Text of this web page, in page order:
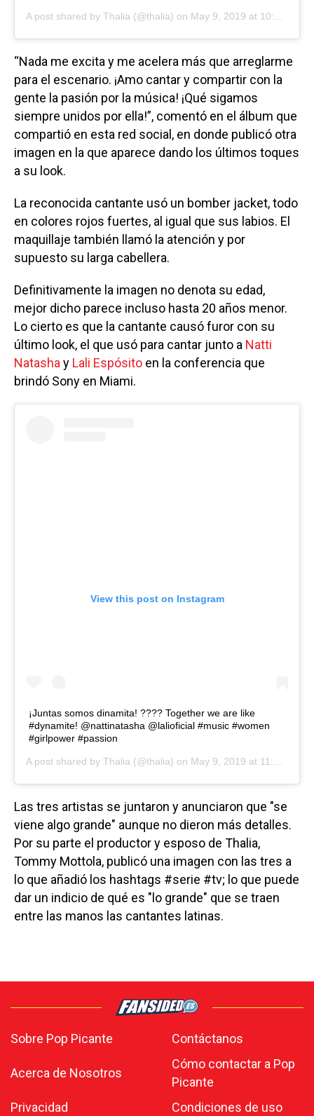
A post shared by Thalia (@thalia) on May 9, 2019 at 10:24am PDT
“Nada me excita y me acelera más que arreglarme
para el escenario. ¡Amo cantar y compartir con la
gente la pasión por la música! ¡Qué sigamos
siempre unidos por ella!”, comentó en el álbum que
compartió en esta red social, en donde publicó otra
imagen en la que aparece dando los últimos toques
a su look.
La reconocida cantante usó un bomber jacket, todo
en colores rojos fuertes, al igual que sus labios. El
maquillaje también llamó la atención y por
supuesto su larga cabellera.
Definitivamente la imagen no denota su edad,
mejor dicho parece incluso hasta 20 años menor.
Lo cierto es que la cantante causó furor con su
último look, el que usó para cantar junto a Natti
Natasha y Lali Espósito en la conferencia que
brindó Sony en Miami.
View this post on Instagram
¡Juntas somos dinamita! ???? Together we are like
#dynamite! @nattinatasha @lalioficial #music #women
#girlpower #passion
A post shared by Thalia (@thalia) on May 9, 2019 at 11:39am PDT
Las tres artistas se juntaron y anunciaron que "se
viene algo grande" aunque no dieron más detalles.
Por su parte el productor y esposo de Thalia,
Tommy Mottola, publicó una imagen con las tres a
lo que añadió los hashtags #serie #tv; lo que puede
dar un indicio de qué es "lo grande" que se traen
entre las manos las cantantes latinas.
Sobre Pop Picante Contáctanos
Acerca de Nosotros
Cómo contactar a Pop
Picante
Privacidad
Condiciones de uso